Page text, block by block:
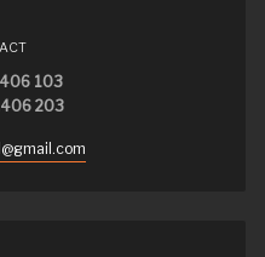
103
203